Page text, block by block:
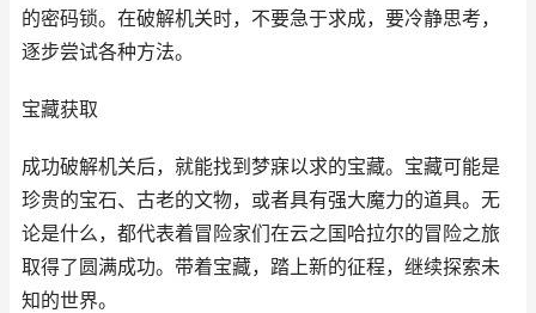
的密码锁。在破解机关时，不要急于求成，要冷静思考，
逐步尝试各种方法。
宝藏获取
成功破解机关后，就能找到梦寐以求的宝藏。宝藏可能是
珍贵的宝石、古老的文物，或者具有强大魔力的道具。无
论是什么，都代表着冒险家们在云之国哈拉尔的冒险之旅
取得了圆满成功。带着宝藏，踏上新的征程，继续探索未
知的世界。